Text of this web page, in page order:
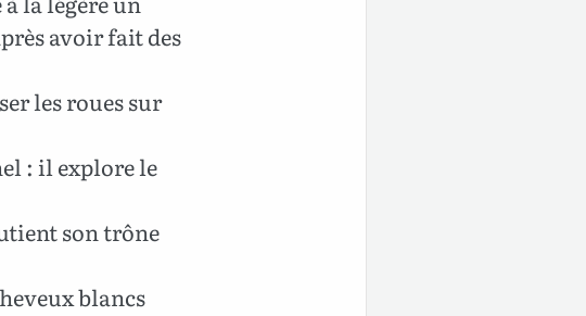
avoir fait des
les roues sur
: il explore le
son trône
blancs